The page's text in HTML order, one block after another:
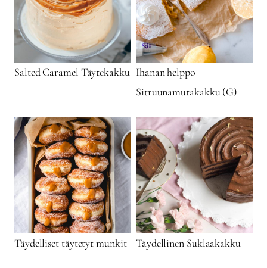
Salted Caramel Täytekakku Ihanan helppo
Sitruunamutakakku (G)
Täydelliset täytetyt munkit Täydellinen Suklaakakku